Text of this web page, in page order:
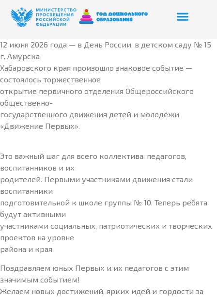
12 июня 2026 года — в День России, в детском саду № 15
г. Амурска
Хабаровского края произошло знаковое событие —
состоялось торжественное
открытие первичного отделения Общероссийского
общественно-
государственного движения детей и молодёжи
«Движение Первых».
Это важный шаг для всего коллектива: педагогов,
воспитанников и их
родителей. Первыми участниками движения стали
воспитанники
подготовительной к школе группы № 10. Теперь ребята
будут активными
участниками социальных, патриотических и творческих
проектов на уровне
района и края.
Поздравляем юных Первых и их педагогов с этим
значимым событием!
Желаем новых достижений, ярких идей и гордости за